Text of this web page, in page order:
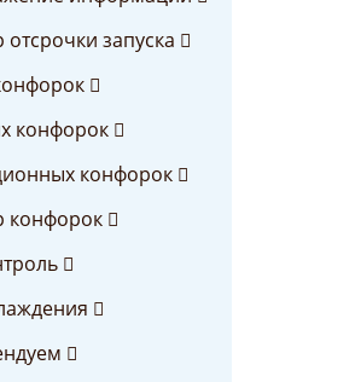
запуска
конфорок
конфорок
конфорок